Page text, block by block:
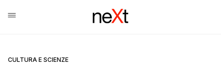
CULTURA E SCIENZE